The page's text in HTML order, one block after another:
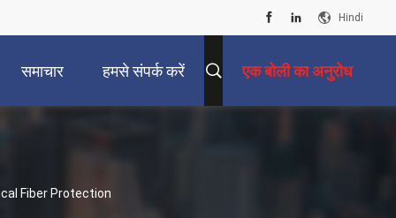
Hindi
समाचार हमसे संपर्क करें एक बोली का अनुरोध
Fiber Protection